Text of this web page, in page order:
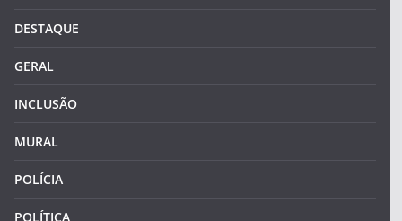
DESTAQUE
GERAL
INCLUSÃO
MURAL
POLÍCIA
POLÍTICA